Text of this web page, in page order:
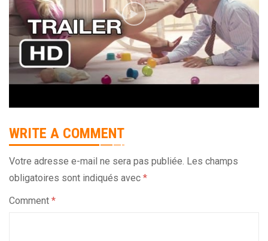
WRITE A COMMENT
Votre adresse e-mail ne sera pas publiée. Les champs
obligatoires sont indiqués avec *
Comment *